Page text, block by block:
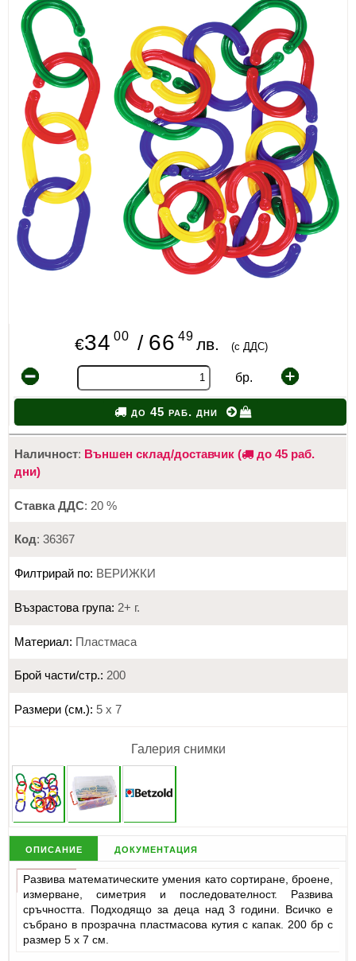
ИЗКУСТВА
СПОРТ
МЕБЕЛИ И ОБОРУДВАНЕ
КАНЦЕЛАРСКИ МАТЕРИАЛИ
КНИГИ И УЧЕБНИЦИ
БДП
НОВИ
ПРОМОЦИИ
ИНСТРУМЕНТИ
€34 00 / 66 49 лв. (с ДДС)
бр.
до 45 раб. дни
Наличност: Външен склад/доставчик (
до 45 раб.
дни)
Ставка ДДС: 20 %
Код: 36367
Филтрирай по: ВЕРИЖКИ
Възрастова група: 2+ г.
Материал: Пластмаса
Брой части/стр.: 200
Размери (см.): 5 х 7
Галерия снимки
описание документация
Развива математическите умения като сортиране, броене,
измерване, симетрия и последователност. Развива
сръчността. Подходящо за деца над 3 години. Всичко е
събрано в прозрачна пластмасова кутия с капак. 200 бр с
размер 5 х 7 см.